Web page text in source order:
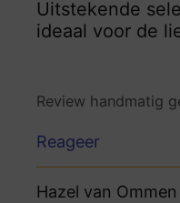
Uitstekende
ideaal voor de
Review handmatig
Reageer
Hazel van Ommen